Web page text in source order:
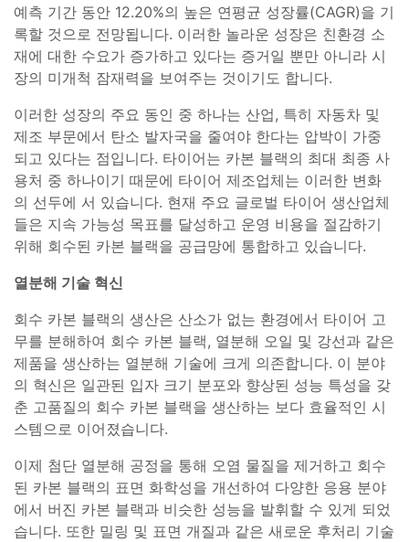
예측 기간 동안 12.20%의 높은 연평균 성장률(CAGR)을 기
록할 것으로 전망됩니다. 이러한 놀라운 성장은 친환경 소
재에 대한 수요가 증가하고 있다는 증거일 뿐만 아니라 시
장의 미개척 잠재력을 보여주는 것이기도 합니다.
이러한 성장의 주요 동인 중 하나는 산업, 특히 자동차 및
제조 부문에서 탄소 발자국을 줄여야 한다는 압박이 가중
되고 있다는 점입니다. 타이어는 카본 블랙의 최대 최종 사
용처 중 하나이기 때문에 타이어 제조업체는 이러한 변화
의 선두에 서 있습니다. 현재 주요 글로벌 타이어 생산업체
들은 지속 가능성 목표를 달성하고 운영 비용을 절감하기
위해 회수된 카본 블랙을 공급망에 통합하고 있습니다.
열분해 기술 혁신
회수 카본 블랙의 생산은 산소가 없는 환경에서 타이어 고
무를 분해하여 회수 카본 블랙, 열분해 오일 및 강선과 같은
제품을 생산하는 열분해 기술에 크게 의존합니다. 이 분야
의 혁신은 일관된 입자 크기 분포와 향상된 성능 특성을 갖
춘 고품질의 회수 카본 블랙을 생산하는 보다 효율적인 시
스템으로 이어졌습니다.
이제 첨단 열분해 공정을 통해 오염 물질을 제거하고 회수
된 카본 블랙의 표면 화학성을 개선하여 다양한 응용 분야
에서 버진 카본 블랙과 비슷한 성능을 발휘할 수 있게 되었
습니다. 또한 밀링 및 표면 개질과 같은 새로운 후처리 기술